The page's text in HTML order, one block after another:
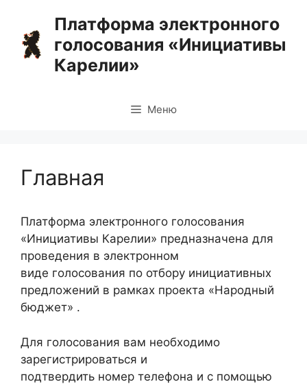
содержимому
Платформа электронного
голосования «Инициативы
Карелии»
Меню
Главная
Платформа электронного голосования
«Инициативы Карелии» предназначена для
проведения в электронном
виде голосования по отбору инициативных
предложений в рамках проекта «Народный
бюджет» .
Для голосования вам необходимо
зарегистрироваться и
подтвердить номер телефона и с помощью